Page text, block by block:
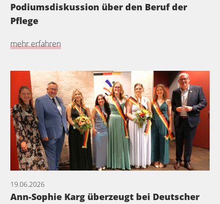
Podiumsdiskussion über den Beruf der
Pflege
mehr erfahren
19.06.2026
Ann-Sophie Karg überzeugt bei Deutscher